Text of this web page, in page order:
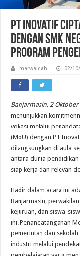
PT Inovatif
dengan SMK
Program
marwaidah 02/
Banjarmasin, 2 Oktober
menunjukkan
vokasi melalui
(MoU) dengan PT
dilangsungkan di aula
antara dunia
siap kerja dan relevan
Hadir dalam acara ini
Banjarmasin,
kejuruan, dan siswa-
ini. Penandatanganan
pemerintah dan
industri melalui